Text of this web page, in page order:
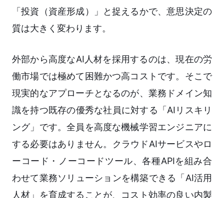
「投資（資産形成）」と捉えるかで、意思決定の
質は大きく変わります。
外部から高度なAI人材を採用するのは、現在の労
働市場では極めて困難かつ高コストです。そこで
現実的なアプローチとなるのが、業務ドメイン知
識を持つ既存の優秀な社員に対する「AIリスキリ
ング」です。全員を高度な機械学習エンジニアに
する必要はありません。クラウドAIサービスやロ
ーコード・ノーコードツール、各種APIを組み合
わせて業務ソリューションを構築できる「AI活用
人材」を育成することが、コスト効率の良い内製